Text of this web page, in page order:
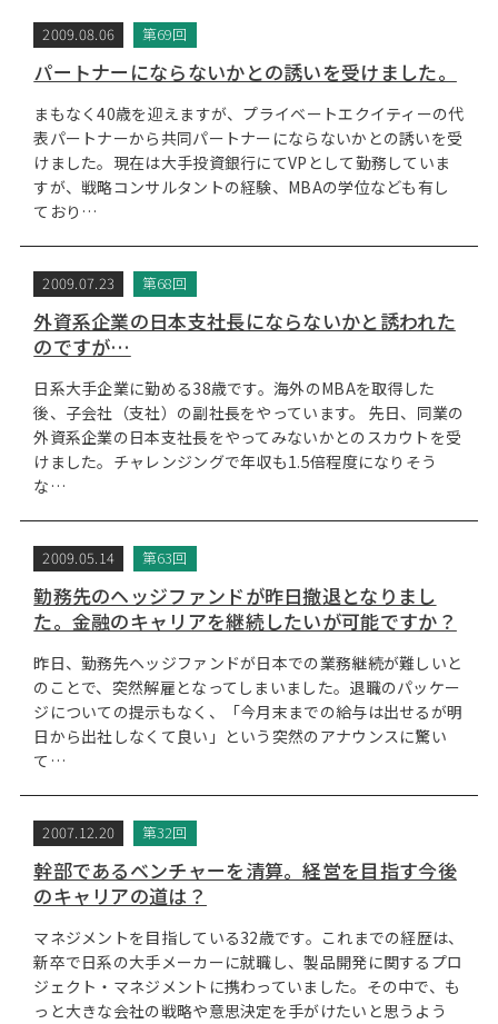
2009.08.06 第69回
パートナーにならないかとの誘いを受けました。
まもなく40歳を迎えますが、プライベートエクイティーの代
表パートナーから共同パートナーにならないかとの誘いを受
けました。現在は大手投資銀行にてVPとして勤務していま
すが、戦略コンサルタントの経験、MBAの学位なども有し
ており…
2009.07.23 第68回
外資系企業の日本支社長にならないかと誘われた
のですが…
日系大手企業に勤める38歳です。海外のMBAを取得した
後、子会社（支社）の副社長をやっています。 先日、同業の
外資系企業の日本支社長をやってみないかとのスカウトを受
けました。チャレンジングで年収も1.5倍程度になりそう
な…
2009.05.14 第63回
勤務先のヘッジファンドが昨日撤退となりまし
た。金融のキャリアを継続したいが可能ですか？
昨日、勤務先ヘッジファンドが日本での業務継続が難しいと
のことで、突然解雇となってしまいました。退職のパッケー
ジについての提示もなく、「今月末までの給与は出せるが明
日から出社しなくて良い」という突然のアナウンスに驚い
て…
2007.12.20 第32回
幹部であるベンチャーを清算。経営を目指す今後
のキャリアの道は？
マネジメントを目指している32歳です。これまでの経歴は、
新卒で日系の大手メーカーに就職し、製品開発に関するプロ
ジェクト・マネジメントに携わっていました。その中で、も
っと大きな会社の戦略や意思決定を手がけたいと思うよう